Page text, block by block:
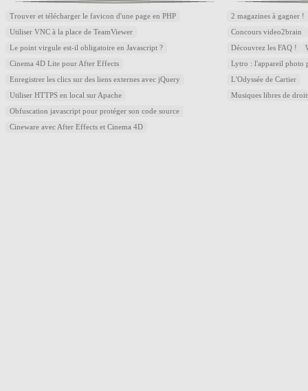
Trouver et télécharger le favicon d'une page en PHP
Utiliser VNC à la place de TeamViewer
Le point virgule est-il obligatoire en Javascript ?
Cinema 4D Lite pour After Effects
Enregistrer les clics sur des liens externes avec jQuery
Utiliser HTTPS en local sur Apache
Obfuscation javascript pour protéger son code source
Cineware avec After Effects et Cinema 4D
2 magazines à gagner !
Concours video2brain
Découvrez les FAQ !
Lytro : l'appareil photo
L'Odyssée de Cartier
Musiques libres de